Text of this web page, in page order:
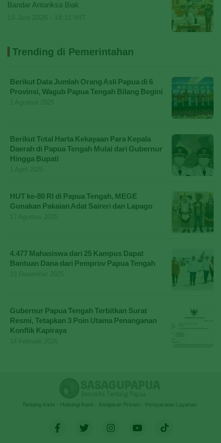
Bandar Antariksa Biak
Trending di Pemerintahan
Berikut Data Jumlah Orang Asli Papua di 6
Provinsi, Wagub Papua Tengah Bilang Begini
Berikut Total Harta Kekayaan Para Kepala
Daerah di Papua Tengah Mulai dari Gubernur
Hingga Bupati
HUT ke-80 RI di Papua Tengah, MEGE
Gunakan Pakaian Adat Saireri dan Lapago
4.477 Mahasiswa dari 25 Kampus Dapat
Bantuan Dana dari Pemprov Papua Tengah
Gubernur Papua Tengah Terbitkan Surat
Resmi, Tetapkan 3 Poin Utama Penanganan
Konflik Kapiraya
Tentang Kami Hubungi Kami Kebijakan Privasi Persyaratan Layanan